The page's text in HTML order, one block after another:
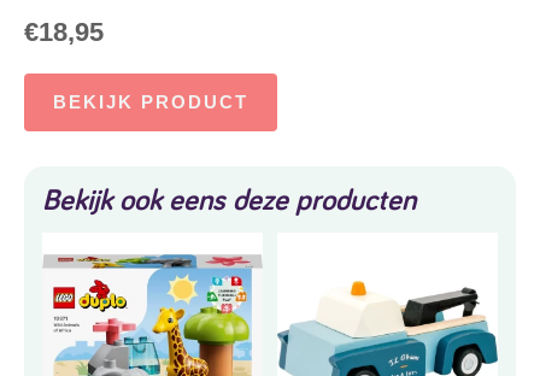
€18,95
BEKIJK PRODUCT
Bekijk ook eens deze producten